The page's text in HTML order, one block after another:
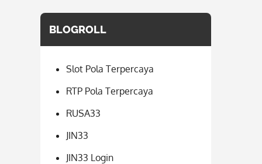
BLOGROLL
Slot Pola Terpercaya
RTP Pola Terpercaya
RUSA33
JIN33
JIN33 Login